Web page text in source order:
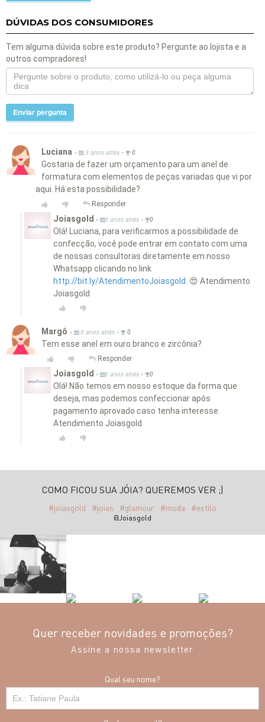
DÚVIDAS DOS CONSUMIDORES
Tem alguma dúvida sobre este produto? Pergunte ao lojista e a
outros compradores!
Enviar pergunta
Luciana • 3 anos atrás • 0
Gostaria de fazer um orçamento para um anel de
formatura com elementos de peças variadas que vi por
aqui. Há esta possibilidade?
Responder
Joiasgold • 3 anos atrás • 0
Olá! Luciana, para verificarmos a possibilidade de
confecção, você pode entrar em contato com uma
de nossas consultoras diretamente em nosso
Whatsapp clicando no link
http://bit.ly/AtendimentoJoiasgold. 😍 Atendimento
Joiasgold
Margô • 5 anos atrás • 0
Tem esse anel em ouro branco e zircônia?
Responder
Joiasgold • 5 anos atrás • 0
Olá! Não temos em nosso estoque da forma que
deseja, mas podemos confeccionar após
pagamento aprovado caso tenha interesse.
Atendimento Joiasgold
COMO FICOU SUA JÓIA? QUEREMOS VER ;)
#joiasgold #joias #glamour #moda #estilo
@Joiasgold
Quer receber novidades e promoções?
Assine a nossa newsletter
Qual seu nome?